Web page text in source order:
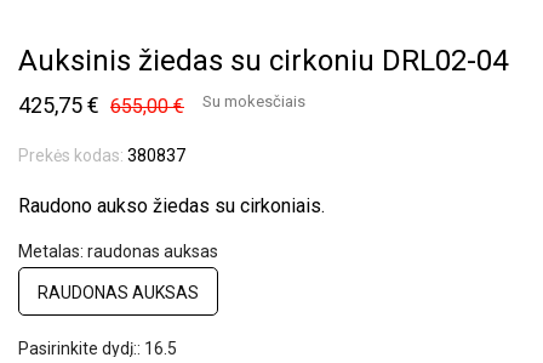
Auksinis žiedas su cirkoniu DRL02-04
425,75 € 655,00 € Su mokesčiais
Prekės kodas: 380837
Raudono aukso žiedas su cirkoniais.
Metalas: raudonas auksas
RAUDONAS AUKSAS
Pasirinkite dydį:: 16.5